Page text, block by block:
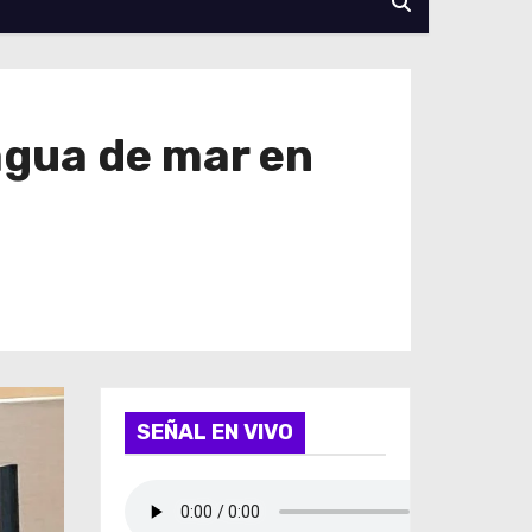
de mar en
SEÑAL EN VIVO